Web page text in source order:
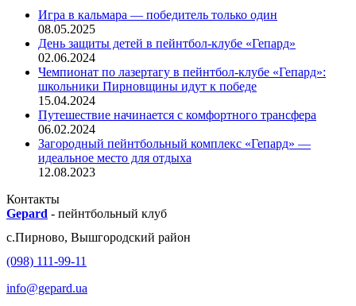
Игра в кальмара — победитель только один
08.05.2025
День защиты детей в пейнтбол-клубе «Гепард»
02.06.2024
Чемпионат по лазертагу в пейнтбол-клубе «Гепард»:
школьники Пирновщины идут к победе
15.04.2024
Путешествие начинается с комфортного трансфера
06.02.2024
Загородный пейнтбольный комплекс «Гепард» —
идеальное место для отдыха
12.08.2023
Контакты
Gepard - пейнтбольный клуб
с.Пирново, Вышгородский район
(098) 111-99-11
info@gepard.ua